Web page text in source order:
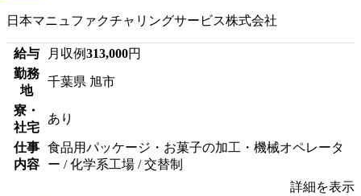
日本マニュファクチャリングサービス株式会社
給与 月収例313,000円
勤務
地
千葉県 旭市
寮・
社宅
あり
仕事
内容
食品用パッケージ・お菓子の加工・機械オペレータ
ー / 化学系工場 / 交替制
詳細を表示